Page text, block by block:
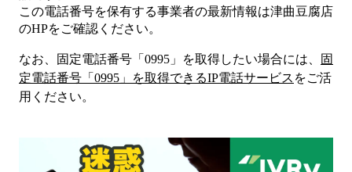
この電話番号を保有する事業者の最新情報は津曲豆腐店
のHPをご確認ください。
なお、固定電話番号「 0995 」を取得したい場合には、
固
定電話番号「 0995 」を取得できるIP電話サービス をご活
用ください。